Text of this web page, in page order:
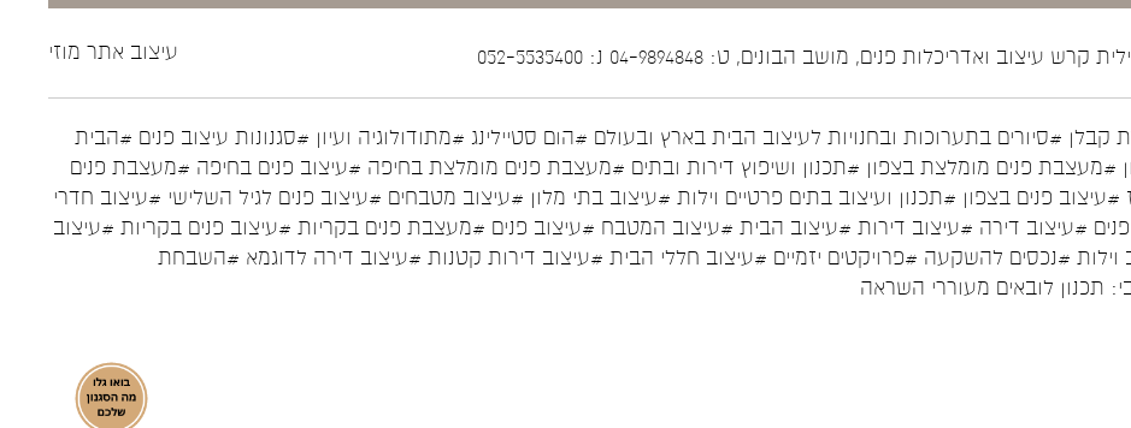
קרש עיצוב ואדריכלות פנים, מושב הבונים, ט: 04-9894848 נ: 052-5535400 עיצוב אתר מוזי
קבלן #סיורים בתערוכות ובחנויות לעיצוב הבית בארץ ובעולם #הום סטיילינג #מתודולוגיה ועיון #סגנונות עיצוב פנים #הבית
#מעצבת פנים מומלצת בצפון #תכנון ושיפוץ דירות ובתים #מעצבת פנים מומלצת בחיפה #עיצוב פנים בחיפה #מעצבת פנים
#עיצוב פנים בצפון #תכנון ועיצוב בתים פרטיים וילות #עיצוב בתי מלון #עיצוב מטבחים #עיצוב פנים לגיל השלישי #עיצוב חדרי
#עיצוב דירה #עיצוב דירות #עיצוב הבית #עיצוב המטבח #עיצוב פנים #מעצבת פנים בקריות #עיצוב פנים בקריות #עיצוב
וילות #נכסים להשקעה #פרויקטים יזמיים #עיצוב חללי הבית #עיצוב דירות קטנות #עיצוב דירה לדוגמא #השבחת
תכנון לובאים מעוררי השראה